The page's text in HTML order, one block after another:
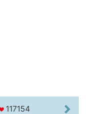
117154